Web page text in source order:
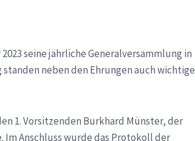
seine jährliche Generalversammlung in
neben den Ehrungen auch wichtige
1. Vorsitzenden Burkhard Münster, der
Im Anschluss wurde das Protokoll der